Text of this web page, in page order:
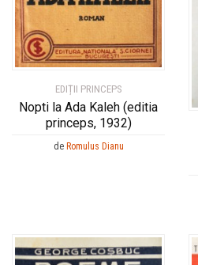
EDIȚII PRINCEPS
Nopti la Ada Kaleh (editia
princeps, 1932)
de Romulus Dianu